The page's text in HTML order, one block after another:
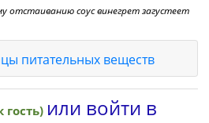
отстаиванию соус винегрет загустеет
питательных веществ
или войти в